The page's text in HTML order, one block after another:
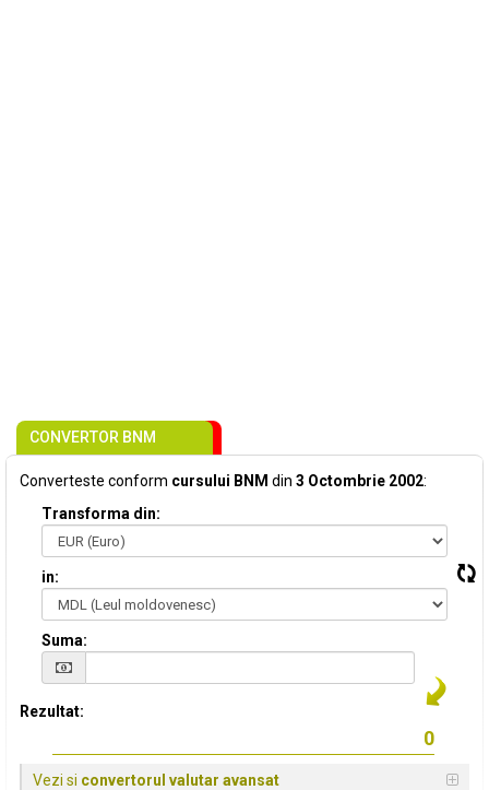
CONVERTOR BNM
Converteste conform cursului BNM din 3 Octombrie 2002:
Transforma din:
in:
Suma:
Rezultat:
Vezi si convertorul valutar avansat